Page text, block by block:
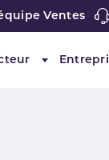
Ventes
for "Solutions"
Submenu